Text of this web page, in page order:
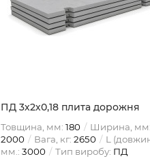
ПД 3х2х0,18 плита дорожня
Товщина, мм: 180
Ширина, мм:
2000
Вага, кг: 2650
L
мм.: 3000 Тип виробу: ПД